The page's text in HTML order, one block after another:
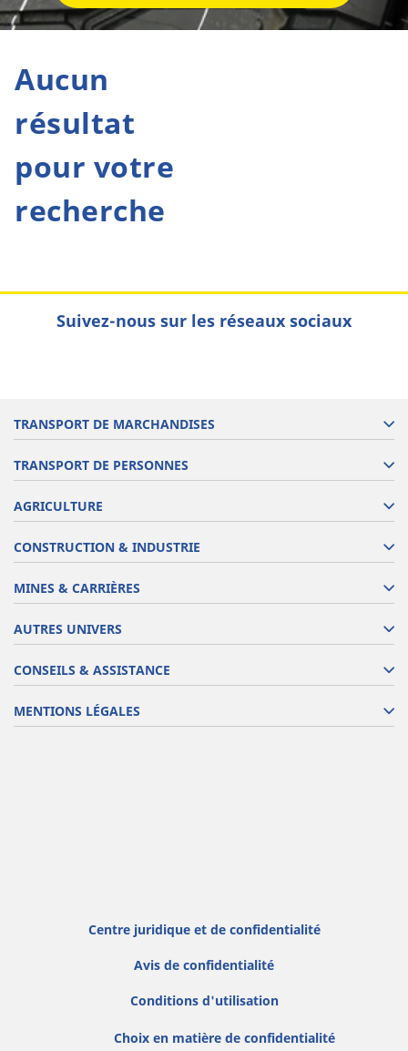
Aucun
résultat
pour votre
recherche
Suivez-nous sur les réseaux sociaux
TRANSPORT DE MARCHANDISES
TRANSPORT DE PERSONNES
AGRICULTURE
CONSTRUCTION & INDUSTRIE
MINES & CARRIÈRES
AUTRES UNIVERS
CONSEILS & ASSISTANCE
MENTIONS LÉGALES
Centre juridique et de confidentialité
Avis de confidentialité
Conditions d'utilisation
Choix en matière de confidentialité